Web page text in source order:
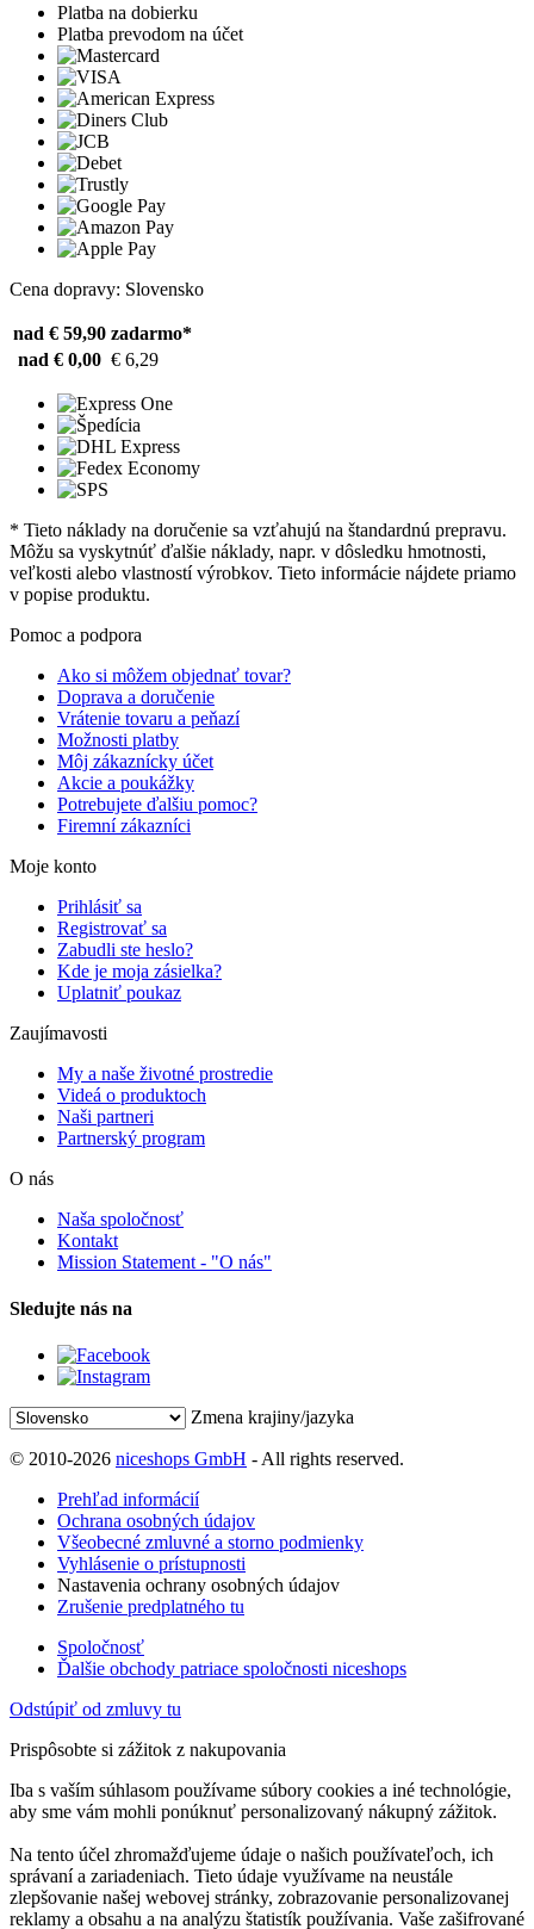
Platba na dobierku
Platba prevodom na účet
Cena dopravy: Slovensko
nad € 59,90 zadarmo*
nad € 0,00 € 6,29
* Tieto náklady na doručenie sa vzťahujú na štandardnú prepravu.
Môžu sa vyskytnúť ďalšie náklady, napr. v dôsledku hmotnosti,
veľkosti alebo vlastností výrobkov. Tieto informácie nájdete priamo
v popise produktu.
Pomoc a podpora
Ako si môžem objednať tovar?
Doprava a doručenie
Vrátenie tovaru a peňazí
Možnosti platby
Môj zákaznícky účet
Akcie a poukážky
Potrebujete ďalšiu pomoc?
Firemní zákazníci
Moje konto
Prihlásiť sa
Registrovať sa
Zabudli ste heslo?
Kde je moja zásielka?
Uplatniť poukaz
Zaujímavosti
My a naše životné prostredie
Videá o produktoch
Naši partneri
Partnerský program
O nás
Naša spoločnosť
Kontakt
Mission Statement - "O nás"
Sledujte nás na
Zmena krajiny/jazyka
© 2010-2026 niceshops GmbH - All rights reserved.
Prehľad informácií
Ochrana osobných údajov
Všeobecné zmluvné a storno podmienky
Vyhlásenie o prístupnosti
Nastavenia ochrany osobných údajov
Zrušenie predplatného tu
Spoločnosť
Ďalšie obchody patriace spoločnosti niceshops
Odstúpiť od zmluvy tu
Prispôsobte si zážitok z nakupovania
Iba s vaším súhlasom používame súbory cookies a iné technológie,
aby sme vám mohli ponúknuť personalizovaný nákupný zážitok.
Na tento účel zhromažďujeme údaje o našich používateľoch, ich
správaní a zariadeniach. Tieto údaje využívame na neustále
zlepšovanie našej webovej stránky, zobrazovanie personalizovanej
reklamy a obsahu a na analýzu štatistík používania. Vaše zašifrované